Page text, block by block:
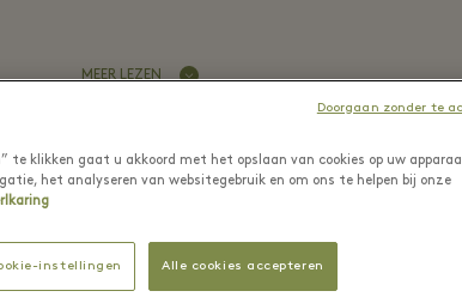
MEER LEZEN
Collection
te klikken gaat u akkoord met het opslaan van cookies op uw
het analyseren van websitegebruik en om ons te helpen bij onze
instellingen Alle cookies accepteren
Doorgaan zonder te